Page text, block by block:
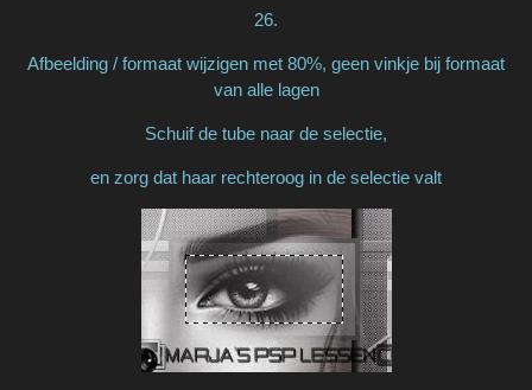
26.
Afbeelding / formaat wijzigen met 80%, geen vinkje bij formaat
van alle lagen
Schuif de tube naar de selectie,
en zorg dat haar rechteroog in de selectie valt